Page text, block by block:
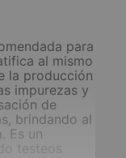
para
al mismo
la producción
impurezas y
de
brindando al
Es un
testeos